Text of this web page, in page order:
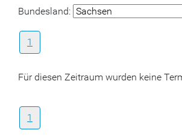
Bundesland:
1
Für diesen Zeitraum wurden keine
1